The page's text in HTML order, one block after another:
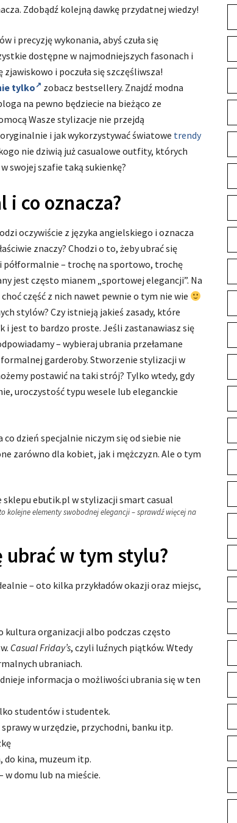
Zdobądź kolejną dawkę przydatnej wiedzy!
i precyzję wykonania, abyś czuła się
dostępne w najmodniejszych fasonach i
i poczuła się szczęśliwsza!
tylko
zobacz bestsellery. Znajdź modna
na pewno będziecie na bieżąco ze
Wasze stylizacje nie przejdą
i jak wykorzystywać światowe trendy
nie dziwią już casualowe outfity, których
swojej szafie taką sukienkę?
i co oznacza?
oczywiście z języka angielskiego i oznacza
znaczy? Chodzi o to, żeby ubrać się
półformalnie – trochę na sportowo, trochę
jest często mianem „sportowej elegancji”. Na
część z nich nawet pewnie o tym nie wie
stylów? Czy istnieją jakieś zasady, które
i jest to bardzo proste. Jeśli zastanawiasz się
– wybieraj ubrania przełamane
garderoby. Stworzenie stylizacji w
postawić na taki strój? Tylko wtedy, gdy
uroczystość typu wesele lub eleganckie
co dzień specjalnie niczym się od siebie nie
zarówno dla kobiet, jak i mężczyzn. Ale o tym
kolejne elementy swobodnej elegancji – sprawdź więcej na
ubrać w tym stylu?
– oto kilka przykładów okazji oraz miejsc,
kultura organizacji albo podczas często
Casual Friday’s, czyli luźnych piątków. Wtedy
ubraniach.
informacja o możliwości ubrania się w ten
studentów i studentek.
w urzędzie, przychodni, banku itp.
do kina, muzeum itp.
w domu lub na mieście.